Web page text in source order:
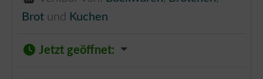
Brot und Kuchen
Jetzt geöffnet: